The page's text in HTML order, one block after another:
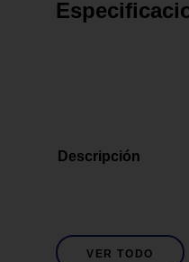
Descripción
VER TODO